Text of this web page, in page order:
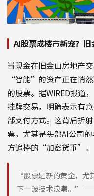
AI股票成楼市新宠？
当现金在旧金山房地产
“智能”的资产正在悄
的股票。据WIRED报道
挂牌交易，明确表示有
部支付方式。这背后折
票，尤其是头部AI公司
方追捧的“加密货币”。
“股票是新的黄金，
下一波技术浪潮。